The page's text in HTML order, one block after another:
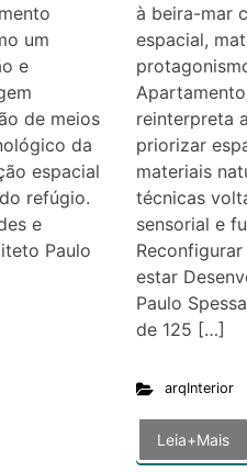
um
e
de meios
da
espacial
refúgio.
e
Paulo
à beira-mar
espacial,
reinterpreta
priorizar
materiais
técnicas
sensorial e
estar
Paulo
de 125 […]
arqInterior
Leia+Mais